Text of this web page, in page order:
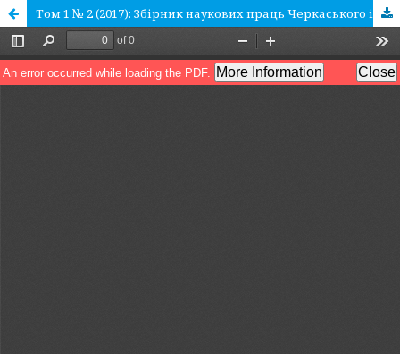
Том 1 № 2 (2017): Збірник наукових праць Черкаського інституту пожежної безпеки імені Героїв Чорнобиля Національного університету цивільного захисту України «Надзвичайні ситуації: попередження та ліквідація»